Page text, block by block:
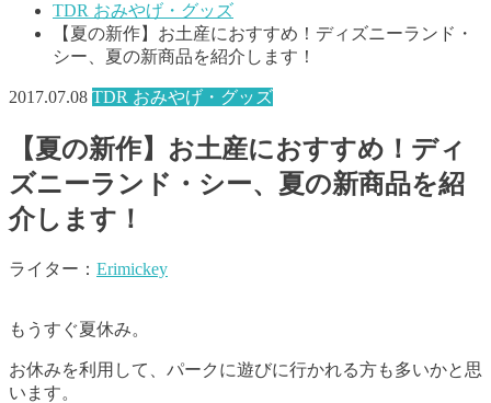
TDR おみやげ・グッズ
【夏の新作】お土産におすすめ！ディズニーランド・
シー、夏の新商品を紹介します！
2017.07.08 TDR おみやげ・グッズ
【夏の新作】お土産におすすめ！ディ
ズニーランド・シー、夏の新商品を紹
介します！
ライター： Erimickey
もうすぐ夏休み。
お休みを利用して、パークに遊びに行かれる方も多いかと思
います。